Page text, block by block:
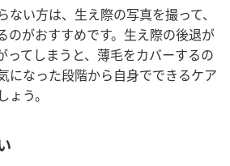
い方は、生え際の写真を撮って、
のがおすすめです。生え際の後退が
ってしまうと、薄毛をカバーするの
になった段階から自身でできるケア
う。